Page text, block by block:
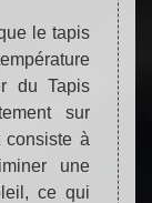
le tapis
du Tapis
sur
consiste à
une
ce qui